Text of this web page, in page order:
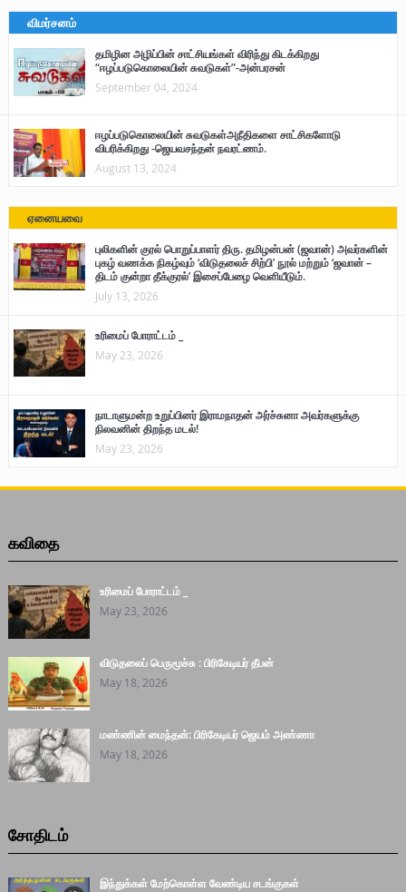
விமர்சனம்
தமிழின அழிப்பின் சாட்சியங்கள் விரிந்து கிடக்கிறது
“ஈழப்படுகொலையின் சுவடுகள்”-அன்பரசன்
September 04, 2024
ஈழப்படுகொலையின் சுவடுகள்அநீதிகளை சாட்சிகளோடு
விபரிக்கிறது -ஜெயவசந்தன் நவரட்ணம்.
August 13, 2024
ஏனையவை
புலிகளின் குரல் பொறுப்பாளர் திரு. தமிழன்பன் (ஜவான்) அவர்களின்
புகழ் வணக்க நிகழ்வும் ‘விடுதலைச் சிற்பி’ நூல் மற்றும் ‘ஜவான் –
திடம் குன்றா தீக்குரல்’ இசைப்பேழை வெளியீடும்.
July 13, 2026
உரிமைப் போராட்டம் _
May 23, 2026
நாடாளுமன்ற உறுப்பினர் இராமநாதன் அர்ச்சுனா அவர்களுக்கு
நிலவனின் திறந்த மடல்!
May 23, 2026
கவிதை
உரிமைப் போராட்டம் _
May 23, 2026
விடுதலைப் பெருமூச்சு : பிரிகேடியர் தீபன்
May 18, 2026
மண்ணின் மைந்தன்: பிரிகேடியர் ஜெயம் அண்ணா
May 18, 2026
சோதிடம்
இந்துக்கள் மேற்கொள்ள வேண்டிய சடங்குகள்